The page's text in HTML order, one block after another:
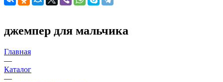
джемпер для мальчика
Главная
—
Каталог
—